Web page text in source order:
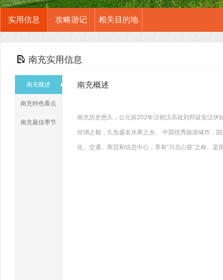
实用信息 攻略游记 相关目的地
南充实用信息
南充概述
南充特色看点
南充最佳季节
南充概述
南充历史悠久，公元前202年汉朝汉高祖刘邦设安汉
丝绸之都，久负盛名水果之乡。 中国优秀旅游城市，
化、交通、商贸和信息中心，享有“川北心脏”之称。